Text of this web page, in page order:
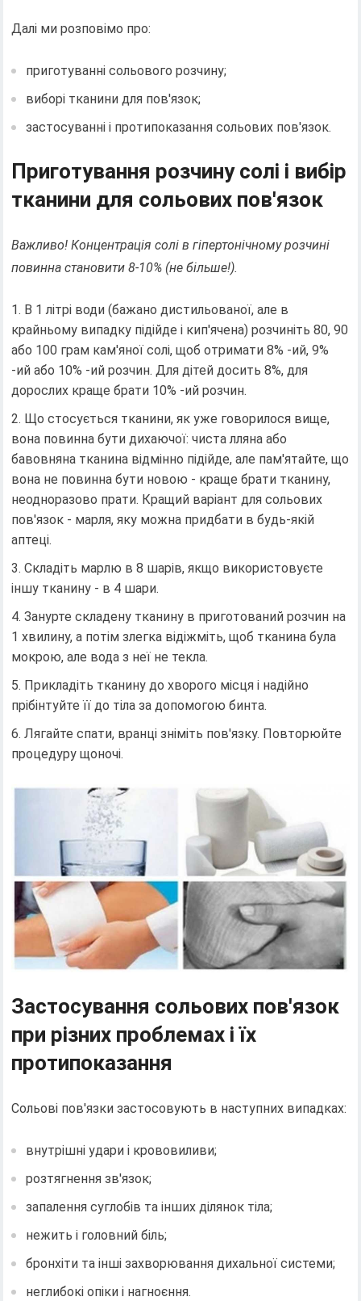
Далі ми розповімо про:
приготуванні сольового розчину;
виборі тканини для пов'язок;
застосуванні і протипоказання сольових пов'язок.
Приготування розчину солі і вибір
тканини для сольових пов'язок
Важливо! Концентрація солі в гіпертонічному розчині
повинна становити 8-10% (не більше!).
В 1 літрі води (бажано дистильованої, але в
крайньому випадку підійде і кип'ячена) розчиніть 80, 90
або 100 грам кам'яної солі, щоб отримати 8% -ий, 9%
-ий або 10% -ий розчин. Для дітей досить 8%, для
дорослих краще брати 10% -ий розчин.
Що стосується тканини, як уже говорилося вище,
вона повинна бути дихаючої: чиста лляна або
бавовняна тканина відмінно підійде, але пам'ятайте, що
вона не повинна бути новою - краще брати тканину,
неодноразово прати. Кращий варіант для сольових
пов'язок - марля, яку можна придбати в будь-якій
аптеці.
Складіть марлю в 8 шарів, якщо використовуєте
іншу тканину - в 4 шари.
Занурте складену тканину в приготований розчин на
1 хвилину, а потім злегка відіжміть, щоб тканина була
мокрою, але вода з неї не текла.
Прикладіть тканину до хворого місця і надійно
прібінтуйте її до тіла за допомогою бинта.
Лягайте спати, вранці зніміть пов'язку. Повторюйте
процедуру щоночі.
Застосування сольових пов'язок
при різних проблемах і їх
протипоказання
Сольові пов'язки застосовують в наступних випадках:
внутрішні удари і крововиливи;
розтягнення зв'язок;
запалення суглобів та інших ділянок тіла;
нежить і головний біль;
бронхіти та інші захворювання дихальної системи;
неглибокі опіки і нагноєння.